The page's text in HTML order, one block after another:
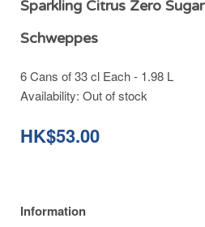
Sparkling Citrus Zero Sugar
Schweppes
6 Cans of 33 cl Each - 1.98 L
Availability: Out of stock
HK$53.00
Information